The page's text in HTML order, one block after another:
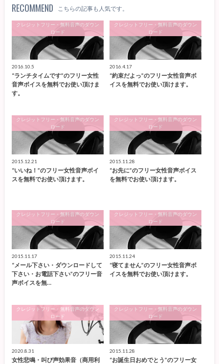
RECOMMEND こちらの記事も人気です。
クレジットフリー・無料音声のダウン
ロード
2016.10.5
“ランチタイムです”のフリー女性
音声ボイスを無料でお使い頂けま
す。
クレジットフリー・無料音声のダウン
ロード
2016.4.17
“約束だよっ”のフリー女性音声ボ
イスを無料でお使い頂けます。
クレジットフリー・無料音声のダウン
ロード
2015.12.21
“いいね！”のフリー女性音声ボイ
スを無料でお使い頂けます。
クレジットフリー・無料音声のダウン
ロード
2015.11.28
“お先に”のフリー女性音声ボイス
を無料でお使い頂けます。
クレジットフリー・無料音声のダウン
ロード
2015.11.17
“メール下さい・ダウンロードして
下さい・お電話下さい”のフリー音
声ボイスを無…
クレジットフリー・無料音声のダウン
ロード
2015.11.24
“寝てません”のフリー女性音声ボ
イスを無料でお使い頂けます。
クレジットフリー・無料音声のダウン
ロード
2020.8.31
女性悲鳴・叫び声効果音（商用利
クレジットフリー・無料音声のダウン
ロード
2015.11.28
“お誕生日おめでとう”のフリー女